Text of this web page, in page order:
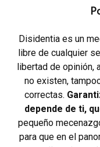
Disidentia es un
libre de cualquier
libertad de opinión,
no existen,
correctas.
depende de ti,
pequeño
para que en el